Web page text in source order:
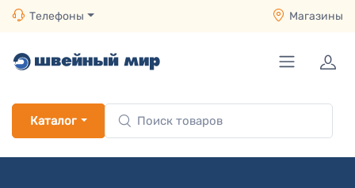
Телефоны Магазины
Каталог